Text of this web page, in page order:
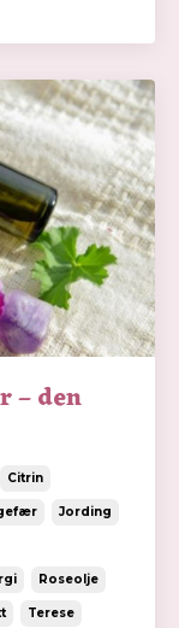
– den
Citrin
Jording
Roseolje
Terese